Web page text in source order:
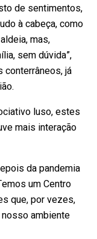
de sentimentos,
à cabeça, como
mas,
sem dúvida”,
já
luso, estes
mais interação
da pandemia
um Centro
que, por vezes,
ambiente